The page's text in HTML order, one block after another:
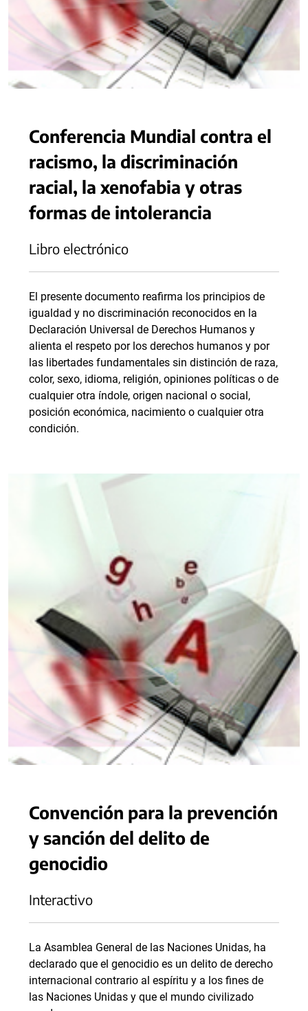
Conferencia Mundial contra el
racismo, la discriminación
racial, la xenofabia y otras
formas de intolerancia
Libro electrónico
El presente documento reafirma los principios de
igualdad y no discriminación reconocidos en la
Declaración Universal de Derechos Humanos y
alienta el respeto por los derechos humanos y por
las libertades fundamentales sin distinción de raza,
color, sexo, idioma, religión, opiniones políticas o de
cualquier otra índole, origen nacional o social,
posición económica, nacimiento o cualquier otra
condición.
Convención para la prevención
y sanción del delito de
genocidio
Interactivo
La Asamblea General de las Naciones Unidas, ha
declarado que el genocidio es un delito de derecho
internacional contrario al espíritu y a los fines de
las Naciones Unidas y que el mundo civilizado